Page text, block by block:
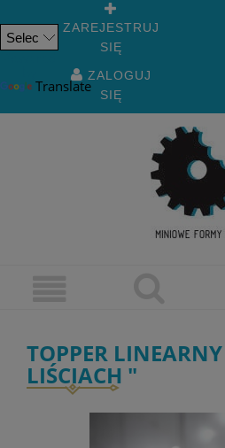
Translate
ZAREJESTRUJ
SIĘ
ZALOGUJ
SIĘ
TOPPER
LIŚCIACH "